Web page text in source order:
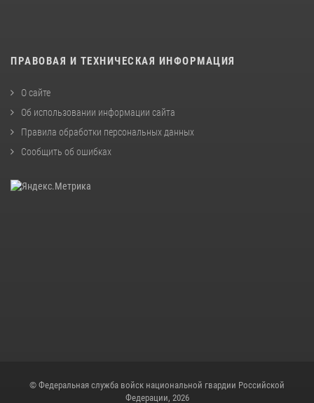
ПРАВОВАЯ И ТЕХНИЧЕСКАЯ ИНФОРМАЦИЯ
О сайте
Об использовании информации сайта
Правила обработки персональных данных
Сообщить об ошибках
© Федеральная служба войск национальной гвардии Российской
Федерации, 2026